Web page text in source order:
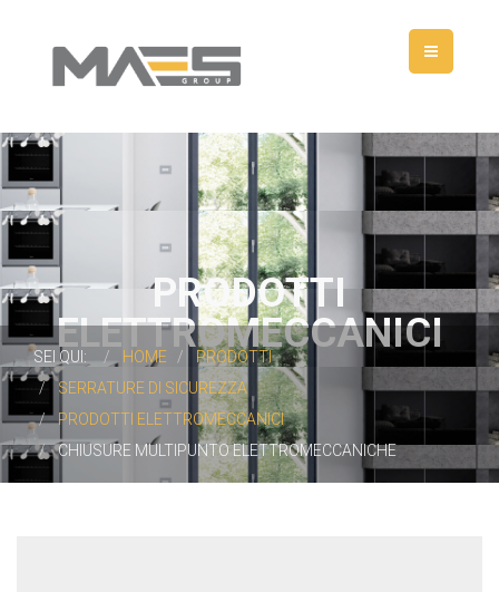
PRODOTTI
ELETTROMECCANICI
SEI QUI: HOME
PRODOTTI
SERRATURE DI SICUREZZA
PRODOTTI ELETTROMECCANICI
CHIUSURE MULTIPUNTO ELETTROMECCANICHE